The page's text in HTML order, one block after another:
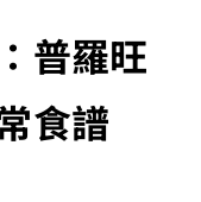
普羅旺
食譜